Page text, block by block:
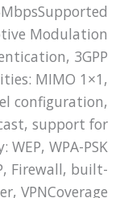
Modulation
3GPP
MIMO 1×1,
configuration,
support for
WPA-PSK
Firewall, built-
VPNCoverage